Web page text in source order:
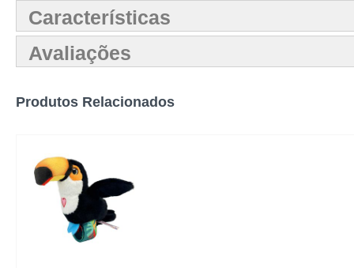
Características
Avaliações
Produtos Relacionados